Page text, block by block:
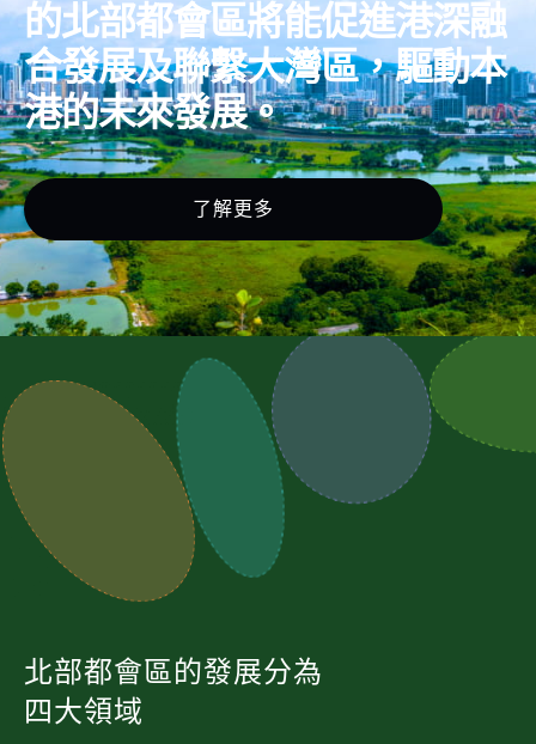
的北部都會區將能促進港深融
合發展及聯繫大灣區，驅動本
港的未來發展。
了解更多
北部都會區的發展分為
四大領域